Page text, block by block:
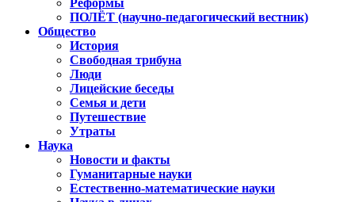
Реформы
ПОЛЁТ (научно-педагогический вестник)
Общество
История
Свободная трибуна
Люди
Лицейские беседы
Семья и дети
Путешествие
Утраты
Наука
Новости и факты
Гуманитарные науки
Естественно-математические науки